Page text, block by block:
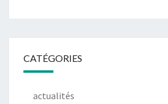
CATÉGORIES
actualités